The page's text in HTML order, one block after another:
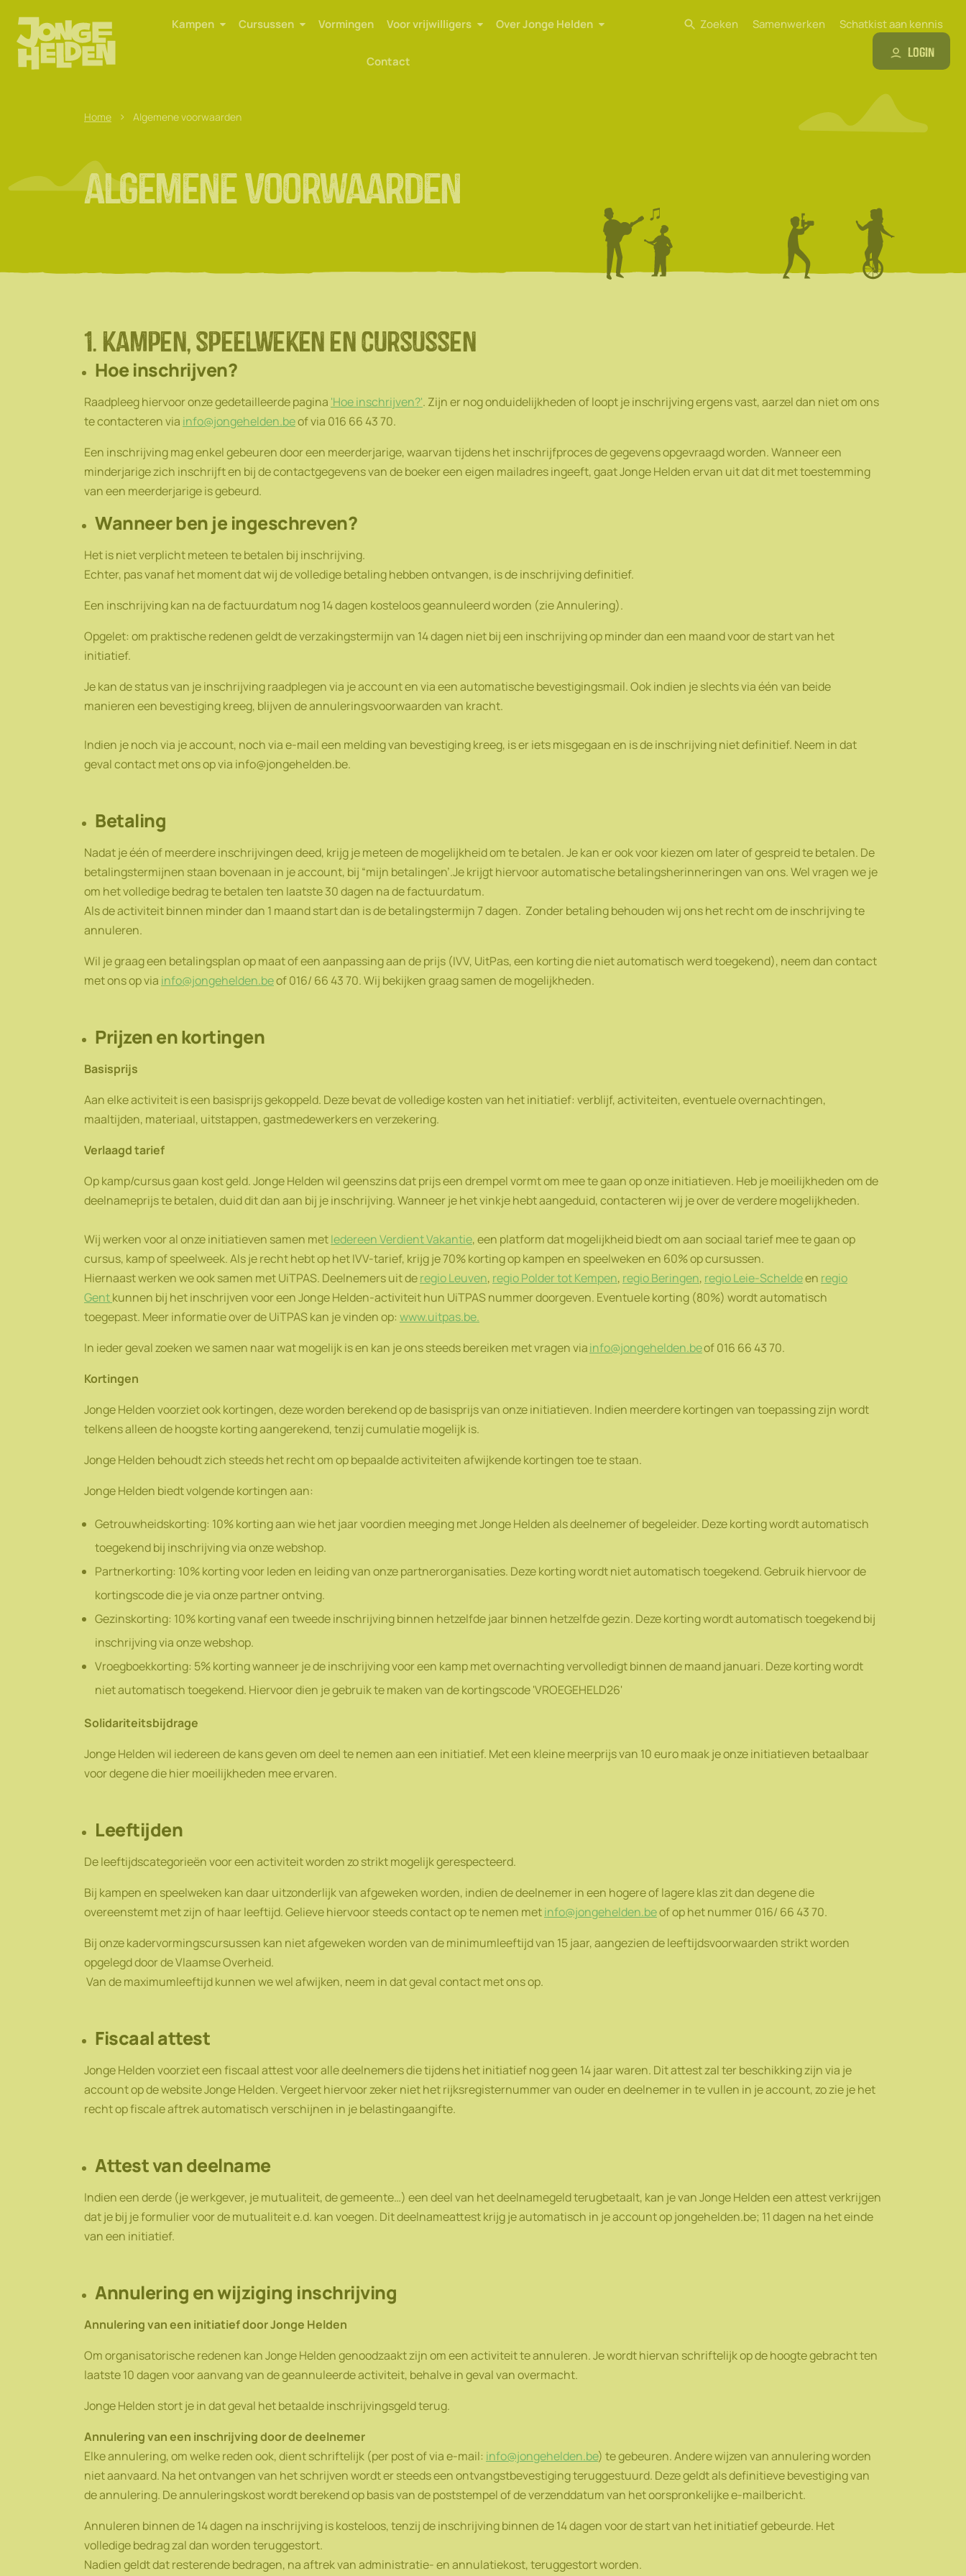
Kampen Cursussen Vormingen Voor vrijwilligers Over Jonge Helden
Contact
Zoeken Samenwerken Schatkist aan kennis
Login
Home > Algemene voorwaarden
Algemene voorwaarden
1. kampen, speelweken en cursussen
Hoe inschrijven?
Raadpleeg hiervoor onze gedetailleerde pagina 'Hoe inschrijven?'. Zijn er nog onduidelijkheden of loopt je inschrijving ergens vast, aarzel dan niet om ons
te contacteren via info@jongehelden.beof via 016 66 43 70.
Een inschrijving mag enkel gebeuren door een meerderjarige, waarvan tijdens het inschrijfproces de gegevens opgevraagd worden. Wanneer een
minderjarige zich inschrijft en bij de contactgegevens van de boeker een eigen mailadres ingeeft, gaat Jonge Helden ervan uit dat dit met toestemming
van een meerderjarige is gebeurd.
Wanneer ben je ingeschreven?
Het is niet verplicht meteen te betalen bij inschrijving.
Echter, pas vanaf het moment dat wij de volledige betaling hebben ontvangen, is de inschrijving definitief.
Een inschrijving kan na de factuurdatum nog 14 dagen kosteloos geannuleerd worden (zie Annulering).
Opgelet: om praktische redenen geldt de verzakingstermijn van 14 dagen niet bij een inschrijving op minder dan een maand voor de start van het
initiatief.
Je kan de status van je inschrijving raadplegen via je account en via een automatische bevestigingsmail. Ook indien je slechts via één van beide
manieren een bevestiging kreeg, blijven de annuleringsvoorwaarden van kracht.
Indien je noch via je account, noch via e-mail een melding van bevestiging kreeg, is er iets misgegaan en is de inschrijving niet definitief. Neem in dat
geval contact met ons op via info@jongehelden.be.
Betaling
Nadat je één of meerdere inschrijvingen deed, krijg je meteen de mogelijkheid om te betalen. Je kan er ook voor kiezen om later of gespreid te betalen. De
betalingstermijnen staan bovenaan in je account, bij “mijn betalingen’.Je krijgt hiervoor automatische betalingsherinneringen van ons. Wel vragen we je
om het volledige bedrag te betalen ten laatste 30 dagen na de factuurdatum.
Als de activiteit binnen minder dan 1 maand start dan is de betalingstermijn 7 dagen. Zonder betaling behouden wij ons het recht om de inschrijving te
annuleren.
Wil je graag een betalingsplan op maat of een aanpassing aan de prijs (IVV, UitPas, een korting die niet automatisch werd toegekend), neem dan contact
met ons op via info@jongehelden.beof 016/ 66 43 70. Wij bekijken graag samen de mogelijkheden.
Prijzen en kortingen
Basisprijs
Aan elke activiteit is een basisprijs gekoppeld. Deze bevat de volledige kosten van het initiatief: verblijf, activiteiten, eventuele overnachtingen,
maaltijden, materiaal, uitstappen, gastmedewerkers en verzekering.
Verlaagd tarief
Op kamp/cursus gaan kost geld. Jonge Helden wil geenszins dat prijs een drempel vormt om mee te gaan op onze initiatieven. Heb je moeilijkheden om de
deelnameprijs te betalen, duid dit dan aan bij je inschrijving. Wanneer je het vinkje hebt aangeduid, contacteren wij je over de verdere mogelijkheden.
Wij werken voor al onze initiatieven samen metIedereen Verdient Vakantie, een platform dat mogelijkheid biedt om aan sociaal tarief mee te gaan op
cursus, kamp of speelweek. Als je recht hebt op het IVV-tarief, krijg je 70% korting op kampen en speelweken en 60% op cursussen.
Hiernaast werken we ook samen met UiTPAS. Deelnemers uit deregio Leuven, regio Polder tot Kempen, regio Beringen, regio Leie-Scheldeen regio
Gentkunnen bij het inschrijven voor een Jonge Helden-activiteit hun UiTPAS nummer doorgeven. Eventuele korting (80%) wordt automatisch
toegepast. Meer informatie over de UiTPAS kan je vinden op: www.uitpas.be.
In ieder geval zoeken we samen naar wat mogelijk is en kan je ons steeds bereiken met vragen viainfo@jongehelden.beof 016 66 43 70.
Kortingen
Jonge Helden voorziet ook kortingen, deze worden berekend op de basisprijs van onze initiatieven. Indien meerdere kortingen van toepassing zijn wordt
telkens alleen de hoogste korting aangerekend, tenzij cumulatie mogelijk is.
Jonge Helden behoudt zich steeds het recht om op bepaalde activiteiten afwijkende kortingen toe te staan.
Jonge Helden biedt volgende kortingen aan:
Getrouwheidskorting: 10% korting aan wie het jaar voordien meeging met Jonge Helden als deelnemer of begeleider. Deze korting wordt automatisch
toegekend bij inschrijving via onze webshop.
Partnerkorting: 10% korting voor leden en leiding van onze partnerorganisaties. Deze korting wordt niet automatisch toegekend. Gebruik hiervoor de
kortingscode die je via onze partner ontving.
Gezinskorting: 10% korting vanaf een tweede inschrijving binnen hetzelfde jaar binnen hetzelfde gezin. Deze korting wordt automatisch toegekend bij
inschrijving via onze webshop.
Vroegboekkorting: 5% korting wanneer je de inschrijving voor een kamp met overnachting vervolledigt binnen de maand januari. Deze korting wordt
niet automatisch toegekend. Hiervoor dien je gebruik te maken van de kortingscode 'VROEGEHELD26'
Solidariteitsbijdrage
Jonge Helden wil iedereen de kans geven om deel te nemen aan een initiatief. Met een kleine meerprijs van 10 euro maak je onze initiatieven betaalbaar
voor degene die hier moeilijkheden mee ervaren.
Leeftijden
De leeftijdscategorieën voor een activiteit worden zo strikt mogelijk gerespecteerd.
Bij kampen en speelweken kan daar uitzonderlijk van afgeweken worden, indien de deelnemer in een hogere of lagere klas zit dan degene die
overeenstemt met zijn of haar leeftijd. Gelieve hiervoor steeds contact op te nemen metinfo@jongehelden.beof op het nummer 016/ 66 43 70.
Bij onze kadervormingscursussen kan niet afgeweken worden van de minimumleeftijd van 15 jaar, aangezien de leeftijdsvoorwaarden strikt worden
opgelegd door de Vlaamse Overheid.
Van de maximumleeftijd kunnen we wel afwijken, neem in dat geval contact met ons op.
Fiscaal attest
Jonge Helden voorziet een fiscaal attest voor alle deelnemers die tijdens het initiatief nog geen 14 jaar waren. Dit attest zal ter beschikking zijn via je
account op de website Jonge Helden. Vergeet hiervoor zeker niet het rijksregisternummer van ouder en deelnemer in te vullen in je account, zo zie je het
recht op fiscale aftrek automatisch verschijnen in je belastingaangifte.
Attest van deelname
Indien een derde (je werkgever, je mutualiteit, de gemeente…) een deel van het deelnamegeld terugbetaalt, kan je van Jonge Helden een attest verkrijgen
dat je bij je formulier voor de mutualiteit e.d. kan voegen. Dit deelnameattest krijg je automatisch in je account op jongehelden.be; 11 dagen na het einde
van een initiatief.
Annulering en wijziging inschrijving
Annulering van een initiatief door Jonge Helden
Om organisatorische redenen kan Jonge Helden genoodzaakt zijn om een activiteit te annuleren. Je wordt hiervan schriftelijk op de hoogte gebracht ten
laatste 10 dagen voor aanvang van de geannuleerde activiteit, behalve in geval van overmacht.
Jonge Helden stort je in dat geval het betaalde inschrijvingsgeld terug.
Annulering van een inschrijving door de deelnemer
Elke annulering, om welke reden ook, dient schriftelijk (per post of via e-mail: info@jongehelden.be) te gebeuren. Andere wijzen van annulering worden
niet aanvaard. Na het ontvangen van het schrijven wordt er steeds een ontvangstbevestiging teruggestuurd. Deze geldt als definitieve bevestiging van
de annulering. De annuleringskost wordt berekend op basis van de poststempel of de verzenddatum van het oorspronkelijke e-mailbericht.
Annuleren binnen de 14 dagen na inschrijving is kosteloos, tenzij de inschrijving binnen de 14 dagen voor de start van het initiatief gebeurde. Het
volledige bedrag zal dan worden teruggestort.
Nadien geldt dat resterende bedragen, na aftrek van administratie- en annulatiekost, teruggestort worden.